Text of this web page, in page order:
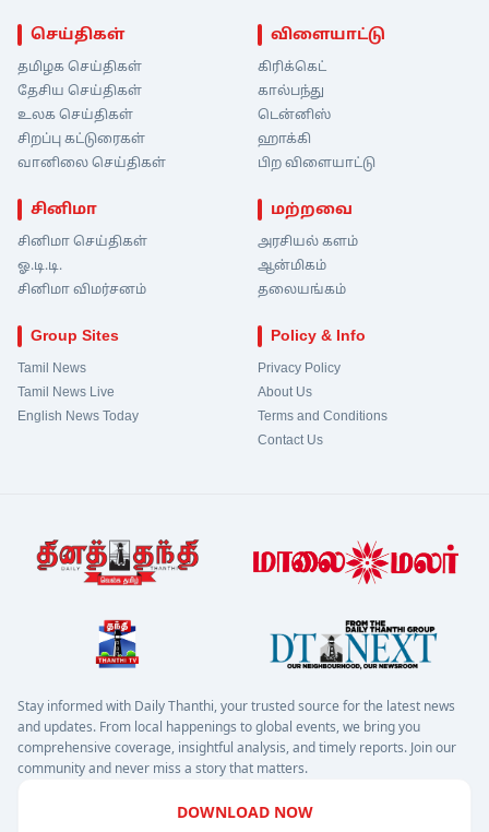
செய்திகள்
தமிழக செய்திகள்
தேசிய செய்திகள்
உலக செய்திகள்
சிறப்பு கட்டுரைகள்
வானிலை செய்திகள்
விளையாட்டு
கிரிக்கெட்
கால்பந்து
டென்னிஸ்
ஹாக்கி
பிற விளையாட்டு
சினிமா
சினிமா செய்திகள்
ஓ.டி.டி.
சினிமா விமர்சனம்
மற்றவை
அரசியல் களம்
ஆன்மிகம்
தலையங்கம்
Group Sites
Tamil News
Tamil News Live
English News Today
Policy & Info
Privacy Policy
About Us
Terms and Conditions
Contact Us
Stay informed with Daily Thanthi, your trusted source for the latest news
and updates. From local happenings to global events, we bring you
comprehensive coverage, insightful analysis, and timely reports. Join our
community and never miss a story that matters.
DOWNLOAD NOW